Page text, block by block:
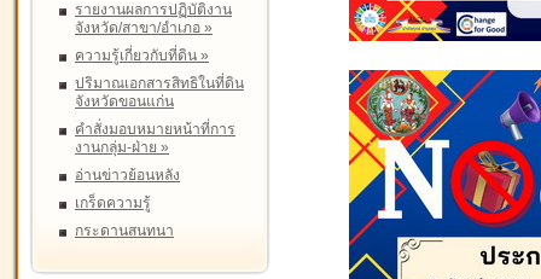
รายงานผลการปฏิบัติงาน
จังหวัด/สาขา/อำเภอ »
ความรู้เกี่ยวกับที่ดิน »
ปริมาณเอกสารสิทธิในที่ดิน
จังหวัดขอนแก่น
คำสั่งมอบหมายหน้าที่การ
งานกลุ่ม-ฝ่าย »
อ่านข่าวย้อนหลัง
เกร็ดความรู้
กระดานสนทนา